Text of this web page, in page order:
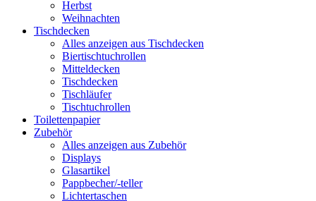
Herbst
Weihnachten
Tischdecken
Alles anzeigen aus Tischdecken
Biertischtuchrollen
Mitteldecken
Tischdecken
Tischläufer
Tischtuchrollen
Toilettenpapier
Zubehör
Alles anzeigen aus Zubehör
Displays
Glasartikel
Pappbecher/-teller
Lichtertaschen